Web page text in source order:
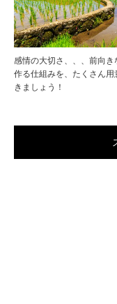
感情の大切さ、、、前向き
作る仕組みを、たくさん用
きましょう！